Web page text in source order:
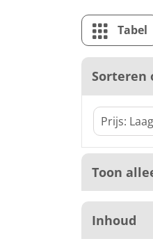
Tabel
Sorteren
Toon
Inhoud